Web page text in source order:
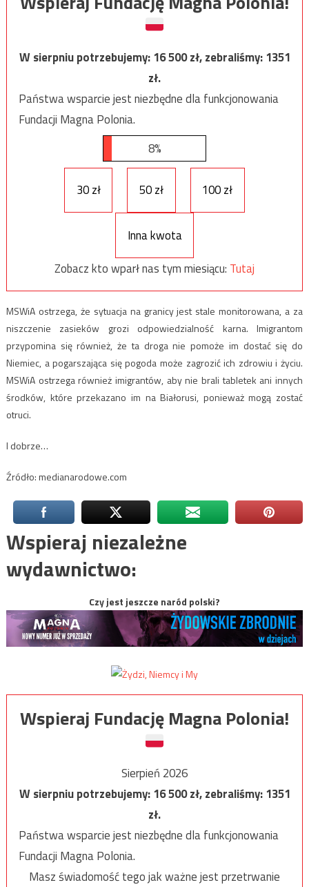
W sierpniu potrzebujemy:16 500zł, zebraliśmy:1351
zł.
Państwa wsparcie jest niezbędne dla funkcjonowania
Fundacji Magna Polonia.
8%
30 zł 50 zł 100 zł
Inna kwota
Zobacz kto wparł nas tym miesiącu: Tutaj
MSWiA ostrzega, że sytuacja na granicy jest stale monitorowana, a za
niszczenie zasieków grozi odpowiedzialność karna. Imigrantom
przypomina się również, że ta droga nie pomoże im dostać się do
Niemiec, a pogarszająca się pogoda może zagrozić ich zdrowiu i życiu.
MSWiA ostrzega również imigrantów, aby nie brali tabletek ani innych
środków, które przekazano im na Białorusi, ponieważ mogą zostać
otruci.
I dobrze…
Źródło: medianarodowe.com
Wspieraj niezależne
wydawnictwo:
Czy jest jeszcze naród polski?
Wspieraj Fundację Magna Polonia!
Sierpień 2026
W sierpniu potrzebujemy:16 500zł, zebraliśmy:1351
zł.
Państwa wsparcie jest niezbędne dla funkcjonowania
Fundacji Magna Polonia.
Masz świadomość tego jak ważne jest przetrwanie